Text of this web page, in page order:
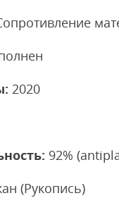
2020
92%
(Рукопись)